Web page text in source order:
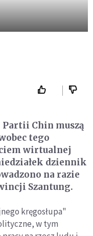
Chin muszą
tego
wirtualnej
dziennik
na razie
Szantung.
kręgosłupa"
w tym